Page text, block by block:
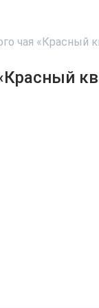
чая «Красный